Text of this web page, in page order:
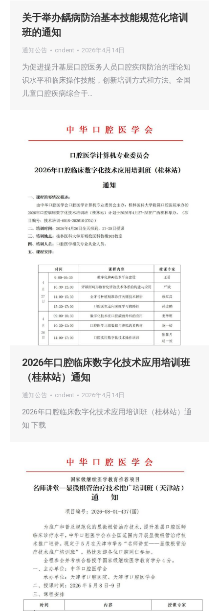
关于举办龋病防治基本技能规范化培训
班的通知
通知公告 cndent 2026年4月14日
为促进提升基层口腔医务人员口腔疾病防治的理论知
识水平和临床操作技能，创新培训方式和方法。全国
儿童口腔疾病综合干…
2026年口腔临床数字化技术应用培训班
（桂林站）通知
通知公告 cndent 2026年4月14日
2026年口腔临床数字化技术应用培训班（桂林站）通
知 下载